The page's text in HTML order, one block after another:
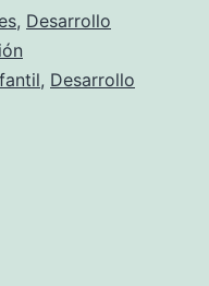
otro
, Desarrollo
, Desarrollo